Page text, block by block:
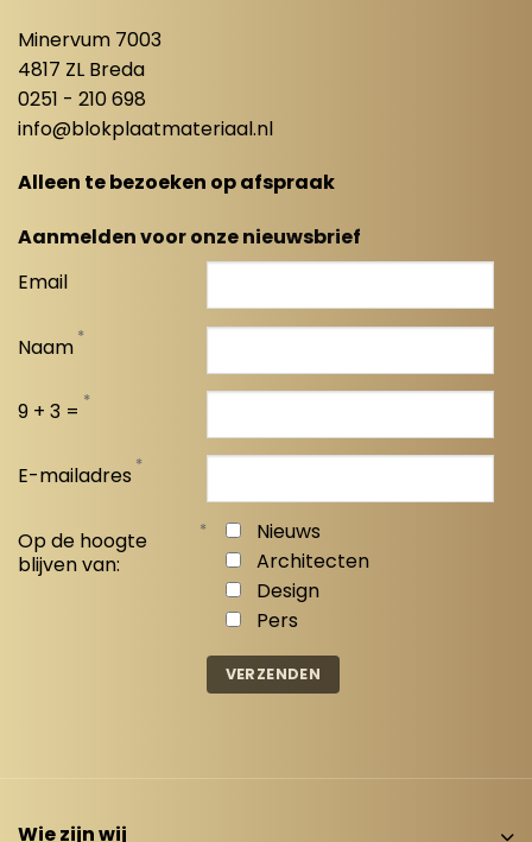
Minervum 7003
4817 ZL Breda
0251 - 210 698
info@blokplaatmateriaal.nl
Alleen te bezoeken op afspraak
Aanmelden voor onze nieuwsbrief
Email
Naam *
9 + 3 = *
E-mailadres *
Op de hoogte
blijven van:
*
Nieuws
Architecten
Design
Pers
Wie zijn wij